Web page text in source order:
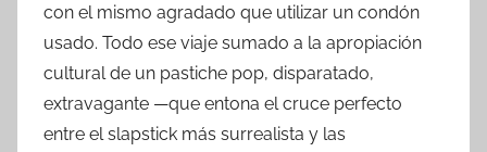
con el mismo agradado que utilizar un condón
usado. Todo ese viaje sumado a la apropiación
cultural de un pastiche pop, disparatado,
extravagante —que entona el cruce perfecto
entre el slapstick más surrealista y las